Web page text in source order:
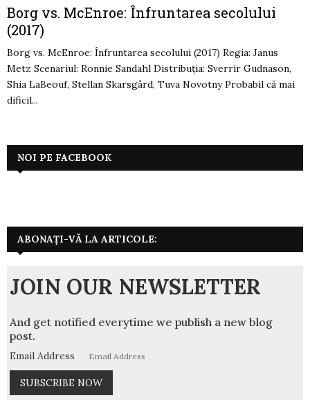
Borg vs. McEnroe: Înfruntarea secolului
(2017)
Borg vs. McEnroe: Înfruntarea secolului (2017) Regia: Janus
Metz Scenariul: Ronnie Sandahl Distribuţia: Sverrir Gudnason,
Shia LaBeouf, Stellan Skarsgård, Tuva Novotny Probabil că mai
dificil...
NOI PE FACEBOOK
ABONAȚI-VĂ LA ARTICOLE:
JOIN OUR NEWSLETTER
And get notified everytime we publish a new blog
post.
Email Address